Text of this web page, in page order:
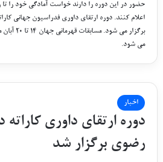
اعلام کنند. دوره ارتقای داوری فدراسیون جهانی
برگزار می
می شود.
اخبار
دوره ارتقای داوری
رضوی برگزار شد